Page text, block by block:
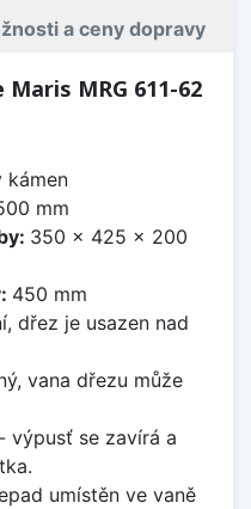
a ceny dopravy
MRG 611-62
kámen
mm
350 x 425 x 200
450 mm
dřez je usazen nad
vana dřezu může
výpusť se zavírá a
umístěn ve vaně